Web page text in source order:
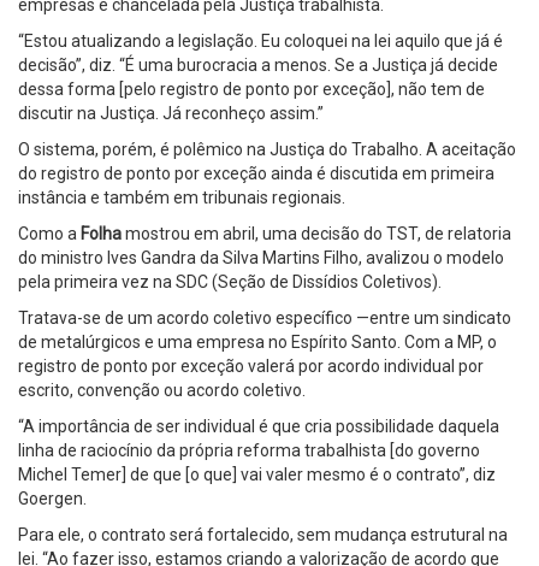
empresas e chancelada pela Justiça trabalhista.
“Estou atualizando a legislação. Eu coloquei na lei aquilo que já é
decisão”, diz. “É uma burocracia a menos. Se a Justiça já decide
dessa forma [pelo registro de ponto por exceção], não tem de
discutir na Justiça. Já reconheço assim.”
O sistema, porém, é polêmico na Justiça do Trabalho. A aceitação
do registro de ponto por exceção ainda é discutida em primeira
instância e também em tribunais regionais.
Como a Folhamostrou em abril, uma decisão do TST, de relatoria
do ministro Ives Gandra da Silva Martins Filho, avalizou o modelo
pela primeira vez na SDC (Seção de Dissídios Coletivos).
Tratava-se de um acordo coletivo específico —entre um sindicato
de metalúrgicos e uma empresa no Espírito Santo. Com a MP, o
registro de ponto por exceção valerá por acordo individual por
escrito, convenção ou acordo coletivo.
“A importância de ser individual é que cria possibilidade daquela
linha de raciocínio da própria reforma trabalhista [do governo
Michel Temer] de que [o que] vai valer mesmo é o contrato”, diz
Goergen.
Para ele, o contrato será fortalecido, sem mudança estrutural na
lei. “Ao fazer isso, estamos criando a valorização de acordo que